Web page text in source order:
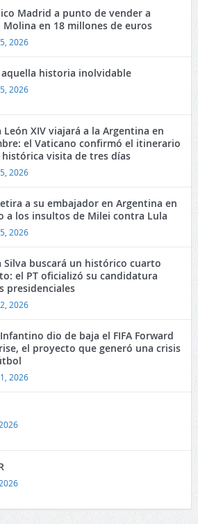
Madrid a punto de vender a
Molina en 18 millones de euros
2026
aquella historia inolvidable
2026
León XIV viajará a la Argentina en
el Vaticano confirmó el itinerario
histórica visita de tres días
2026
a su embajador en Argentina en
a los insultos de Milei contra Lula
2026
Silva buscará un histórico cuarto
el PT oficializó su candidatura
presidenciales
2026
dio de baja el FIFA Forward
el proyecto que generó una crisis
2026